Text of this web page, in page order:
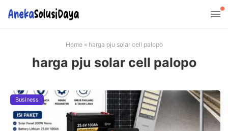
Home» harga pju solar cell palopo
harga pju solar cell palopo
Business